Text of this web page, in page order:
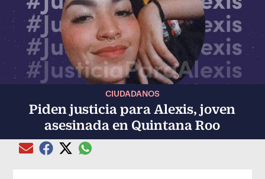
CIUDADANOS
Piden justicia para Alexis, joven
asesinada en Quintana Roo
Compartir el artículo actual mediante Email
Compartir el artículo actual mediante Facebook
Compartir el artículo actual mediante Twitter
Compartir el artículo actual mediante